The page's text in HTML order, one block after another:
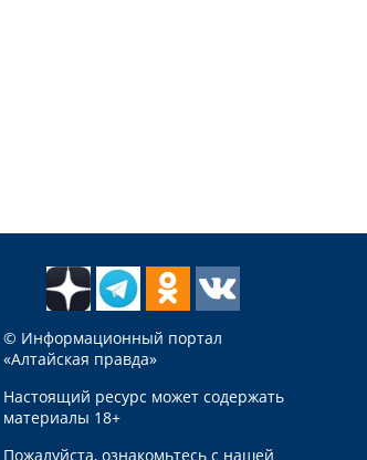
© Информационный портал
«Алтайская правда»
Настоящий ресурс может содержать
материалы 18+
Пожалуйста, ознакомьтесь с нашей